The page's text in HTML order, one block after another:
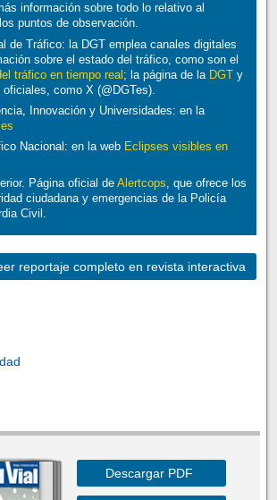
información sobre todo lo relativo al
puntos de observación.
de Tráfico: la DGT emplea canales digitales
sobre el estado del tráfico, como son el
tráfico en tiempo real; la página de la DGTy
como X (@DGTes).
Innovación y Universidades: en la
Nacional: en la web Eclipses visibles en
Página oficial de Alertcops , que ofrece los
ciudadana y emergencias de la Policía
Civil.
reportaje completo en revista interactiva
Descargar PDF